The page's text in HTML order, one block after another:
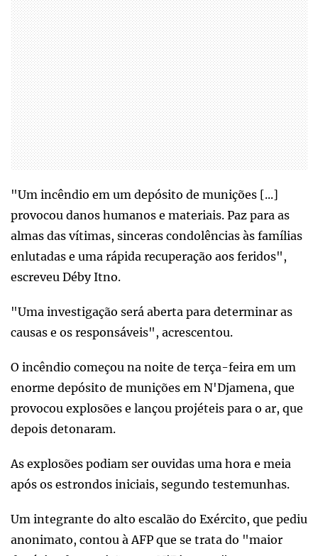
"Um incêndio em um depósito de munições [...]
provocou danos humanos e materiais. Paz para as
almas das vítimas, sinceras condolências às famílias
enlutadas e uma rápida recuperação aos feridos",
escreveu Déby Itno.
"Uma investigação será aberta para determinar as
causas e os responsáveis", acrescentou.
O incêndio começou na noite de terça-feira em um
enorme depósito de munições em N'Djamena, que
provocou explosões e lançou projéteis para o ar, que
depois detonaram.
As explosões podiam ser ouvidas uma hora e meia
após os estrondos iniciais, segundo testemunhas.
Um integrante do alto escalão do Exército, que pediu
anonimato, contou à AFP que se trata do "maior